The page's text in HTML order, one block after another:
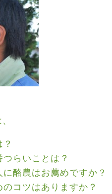
らいことは？
酪農はお薦めですか？
コツはありますか？